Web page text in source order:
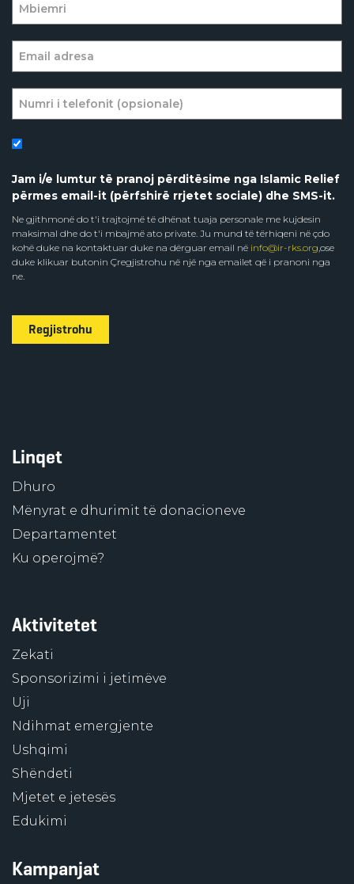
Jam i/e lumtur të pranoj përditësime nga Islamic Relief
përmes email-it (përfshirë rrjetet sociale) dhe SMS-it.
Ne gjithmonë do t'i trajtojmë të dhënat tuaja personale me kujdesin
maksimal dhe do t'i mbajmë ato private. Ju mund të tërhiqeni në çdo
kohë duke na kontaktuar duke na dërguar email në info@ir-rks.org,ose
duke klikuar butonin Çregjistrohu në një nga emailet që i pranoni nga
ne.
Regjistrohu
Linqet
Dhuro
Mënyrat e dhurimit të donacioneve
Departamentet
Ku operojmë?
Aktivitetet
Zekati
Sponsorizimi i jetimëve
Uji
Ndihmat emergjente
Ushqimi
Shëndeti
Mjetet e jetesës
Edukimi
Kampanjat